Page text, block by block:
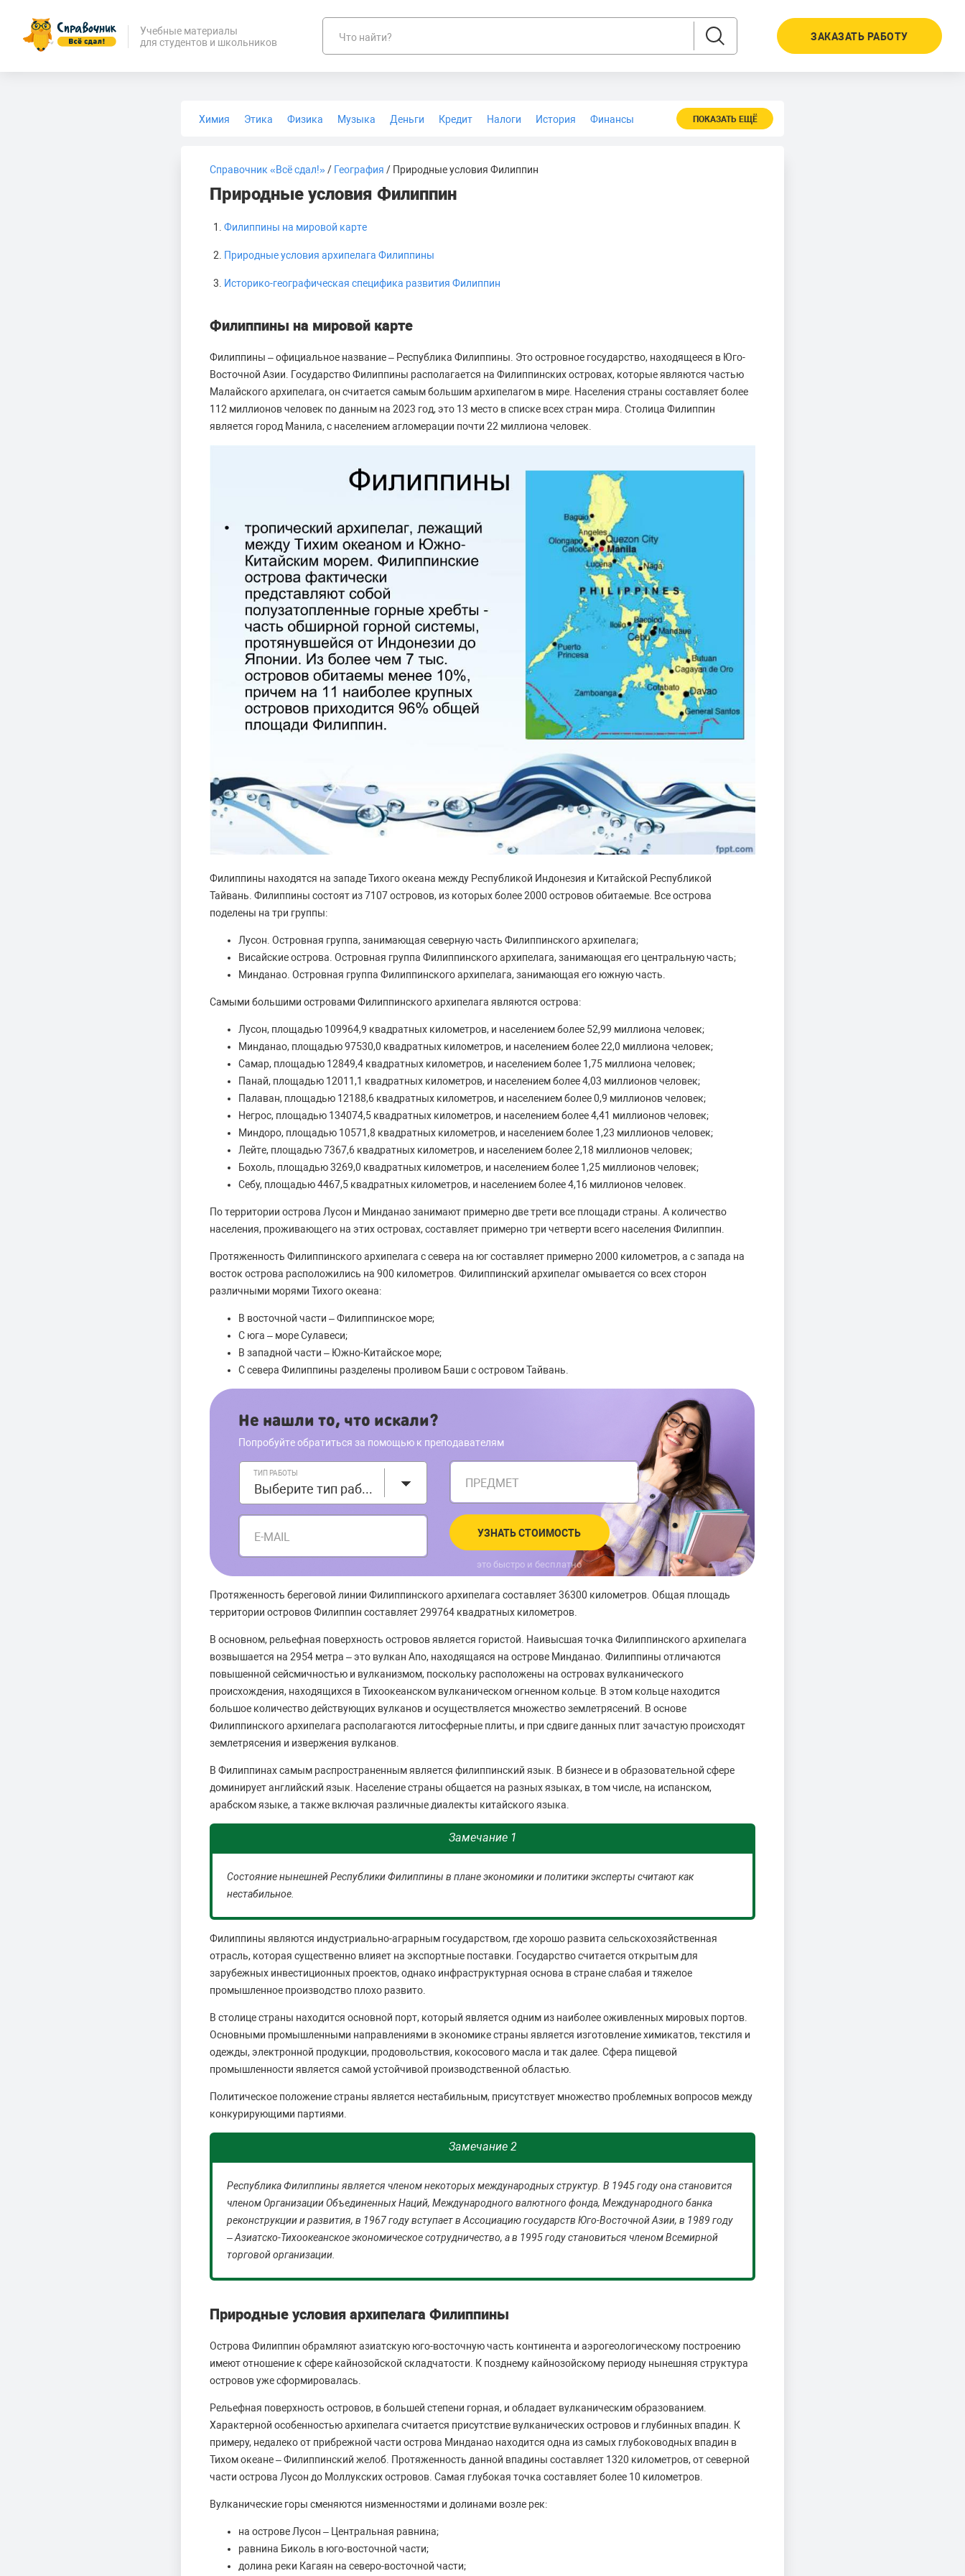
Учебные материалы
для студентов и школьников
Что найти? ЗАКАЗАТЬ РАБОТУ
Химия Этика Физика Музыка Деньги Кредит Налоги История
Финансы
ПОКАЗАТЬ ЕЩЁ
Справочник «Всё сдал!»/ География / Природные условия Филиппин
Природные условия Филиппин
Филиппины на мировой карте
Природные условия архипелага Филиппины
Историко-географическая специфика развития Филиппин
Филиппины на мировой карте
Филиппины – официальное название – Республика Филиппины. Это островное государство, находящееся в Юго-
Восточной Азии. Государство Филиппины располагается на Филиппинских островах, которые являются частью
Малайского архипелага, он считается самым большим архипелагом в мире. Населения страны составляет более
112 миллионов человек по данным на 2023 год, это 13 место в списке всех стран мира. Столица Филиппин
является город Манила, с населением агломерации почти 22 миллиона человек.
Филиппины находятся на западе Тихого океана между Республикой Индонезия и Китайской Республикой
Тайвань. Филиппины состоят из 7107 островов, из которых более 2000 островов обитаемые. Все острова
поделены на три группы:
Лусон. Островная группа, занимающая северную часть Филиппинского архипелага;
Висайские острова. Островная группа Филиппинского архипелага, занимающая его центральную часть;
Минданао. Островная группа Филиппинского архипелага, занимающая его южную часть.
Самыми большими островами Филиппинского архипелага являются острова:
Лусон, площадью 109964,9 квадратных километров, и населением более 52,99 миллиона человек;
Минданао, площадью 97530,0 квадратных километров, и населением более 22,0 миллиона человек;
Самар, площадью 12849,4 квадратных километров, и населением более 1,75 миллиона человек;
Панай, площадью 12011,1 квадратных километров, и населением более 4,03 миллионов человек;
Палаван, площадью 12188,6 квадратных километров, и населением более 0,9 миллионов человек;
Негрос, площадью 134074,5 квадратных километров, и населением более 4,41 миллионов человек;
Миндоро, площадью 10571,8 квадратных километров, и населением более 1,23 миллионов человек;
Лейте, площадью 7367,6 квадратных километров, и населением более 2,18 миллионов человек;
Бохоль, площадью 3269,0 квадратных километров, и населением более 1,25 миллионов человек;
Себу, площадью 4467,5 квадратных километров, и населением более 4,16 миллионов человек.
По территории острова Лусон и Минданао занимают примерно две трети все площади страны. А количество
населения, проживающего на этих островах, составляет примерно три четверти всего населения Филиппин.
Протяженность Филиппинского архипелага с севера на юг составляет примерно 2000 километров, а с запада на
восток острова расположились на 900 километров. Филиппинский архипелаг омывается со всех сторон
различными морями Тихого океана:
В восточной части – Филиппинское море;
С юга – море Сулавеси;
В западной части – Южно-Китайское море;
С севера Филиппины разделены проливом Баши с островом Тайвань.
Не нашли то, что искали?
Попробуйте обратиться за помощью к преподавателям
ТИП РАБОТЫ
Выберите тип работы ПРЕДМЕТ
E-MAIL УЗНАТЬ СТОИМОСТЬ
это быстро и бесплатно
Протяженность береговой линии Филиппинского архипелага составляет 36300 километров. Общая площадь
территории островов Филиппин составляет 299764 квадратных километров.
В основном, рельефная поверхность островов является гористой. Наивысшая точка Филиппинского архипелага
возвышается на 2954 метра – это вулкан Апо, находящаяся на острове Минданао. Филиппины отличаются
повышенной сейсмичностью и вулканизмом, поскольку расположены на островах вулканического
происхождения, находящихся в Тихоокеанском вулканическом огненном кольце. В этом кольце находится
большое количество действующих вулканов и осуществляется множество землетрясений. В основе
Филиппинского архипелага располагаются литосферные плиты, и при сдвиге данных плит зачастую происходят
землетрясения и извержения вулканов.
В Филиппинах самым распространенным является филиппинский язык. В бизнесе и в образовательной сфере
доминирует английский язык. Население страны общается на разных языках, в том числе, на испанском,
арабском языке, а также включая различные диалекты китайского языка.
Замечание 1
Состояние нынешней Республики Филиппины в плане экономики и политики эксперты считают как
нестабильное.
Филиппины являются индустриально-аграрным государством, где хорошо развита сельскохозяйственная
отрасль, которая существенно влияет на экспортные поставки. Государство считается открытым для
зарубежных инвестиционных проектов, однако инфраструктурная основа в стране слабая и тяжелое
промышленное производство плохо развито.
В столице страны находится основной порт, который является одним из наиболее оживленных мировых портов.
Основными промышленными направлениями в экономике страны является изготовление химикатов, текстиля и
одежды, электронной продукции, продовольствия, кокосового масла и так далее. Сфера пищевой
промышленности является самой устойчивой производственной областью.
Политическое положение страны является нестабильным, присутствует множество проблемных вопросов между
конкурирующими партиями.
Замечание 2
Республика Филиппины является членом некоторых международных структур. В 1945 году она становится
членом Организации Объединенных Наций, Международного валютного фонда, Международного банка
реконструкции и развития, в 1967 году вступает в Ассоциацию государств Юго-Восточной Азии, в 1989 году
– Азиатско-Тихоокеанское экономическое сотрудничество, а в 1995 году становиться членом Всемирной
торговой организации.
Природные условия архипелага Филиппины
Острова Филиппин обрамляют азиатскую юго-восточную часть континента и аэрогеологическому построению
имеют отношение к сфере кайнозойской складчатости. К позднему кайнозойскому периоду нынешняя структура
островов уже сформировалась.
Рельефная поверхность островов, в большей степени горная, и обладает вулканическим образованием.
Характерной особенностью архипелага считается присутствие вулканических островов и глубинных впадин. К
примеру, недалеко от прибрежной части острова Минданао находится одна из самых глубоководных впадин в
Тихом океане – Филиппинский желоб. Протяженность данной впадины составляет 1320 километров, от северной
части острова Лусон до Моллукских островов. Самая глубокая точка составляет более 10 километров.
Вулканические горы сменяются низменностями и долинами возле рек:
на острове Лусон – Центральная равнина;
равнина Биколь в юго-восточной части;
долина реки Кагаян на северо-восточной части;